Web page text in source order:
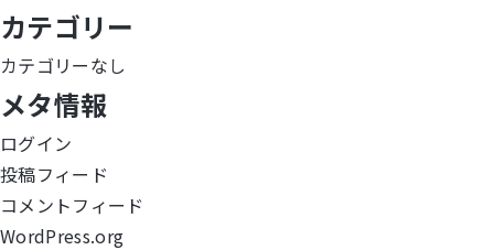
ゲ
ー
シ
ョ
ン
カテゴリー
カテゴリーなし
メタ情報
ログイン
投稿フィード
コメントフィード
WordPress.org